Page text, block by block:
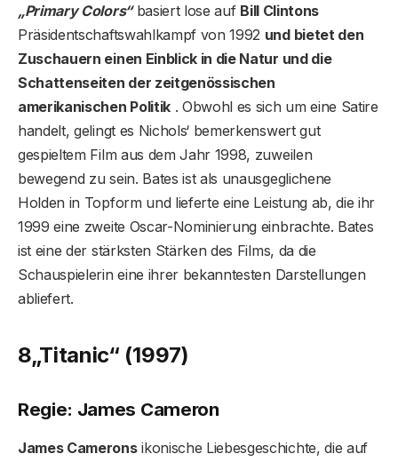
„Primary Colors“basiert lose auf Bill Clintons
Präsidentschaftswahlkampf von 1992 und bietet den
Zuschauern einen Einblick in die Natur und die
Schattenseiten der zeitgenössischen
amerikanischen Politik. Obwohl es sich um eine Satire
handelt, gelingt es Nichols‘ bemerkenswert gut
gespieltem Film aus dem Jahr 1998, zuweilen
bewegend zu sein. Bates ist als unausgeglichene
Holden in Topform und lieferte eine Leistung ab, die ihr
1999 eine zweite Oscar-Nominierung einbrachte. Bates
ist eine der stärksten Stärken des Films, da die
Schauspielerin eine ihrer bekanntesten Darstellungen
abliefert.
8„Titanic“ (1997)
Regie: James Cameron
James Cameronsikonische Liebesgeschichte, die auf